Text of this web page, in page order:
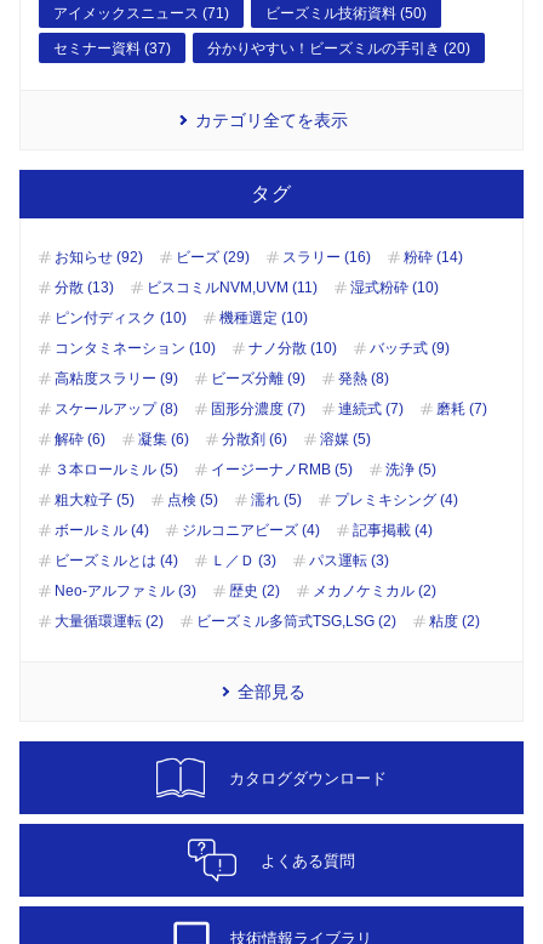
アイメックスニュース (71) ビーズミル技術資料 (50)
セミナー資料 (37) 分かりやすい！ビーズミルの手引き (20)
カテゴリ全てを表示
タグ
お知らせ (92) ビーズ (29) スラリー (16)
粉砕 (14)
分散 (13)
ビスコミルNVM,UVM (11)
湿式粉砕 (10)
ピン付ディスク (10)
機種選定 (10)
コンタミネーション (10)
ナノ分散 (10)
バッチ式 (9)
高粘度スラリー (9)
ビーズ分離 (9)
発熱 (8)
スケールアップ (8)
固形分濃度 (7) 連続式 (7)
磨耗 (7)
解砕 (6)
凝集 (6) 分散剤 (6)
溶媒 (5)
３本ロールミル (5)
イージーナノRMB (5)
洗浄 (5)
粗大粒子 (5)
点検 (5) 濡れ (5)
プレミキシング (4)
ボールミル (4)
ジルコニアビーズ (4)
記事掲載 (4)
ビーズミルとは (4)
Ｌ／Ｄ (3)
パス運転 (3)
Neo-アルファミル (3)
歴史 (2)
メカノケミカル (2)
大量循環運転 (2)
ビーズミル多筒式TSG,LSG (2) 粘度 (2)
全部見る
カタログダウンロード
よくある質問
技術情報ライブラリ